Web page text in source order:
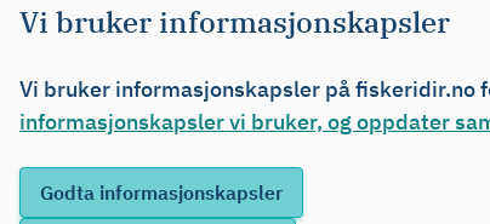
Vi bruker informasjonskapsler
Vi bruker informasjonskapsler på fiskeridir.no
informasjonskapsler vi bruker, og oppdater